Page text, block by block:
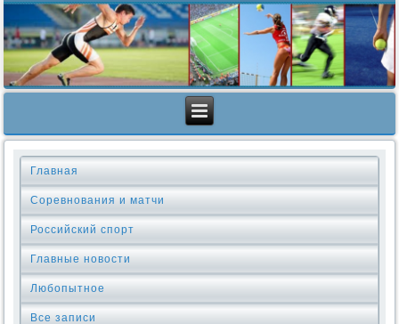
Главная
Соревнования и матчи
Российский спорт
Главные новости
Любопытное
Все записи